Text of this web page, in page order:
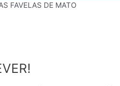
FAVELAS DE MATO